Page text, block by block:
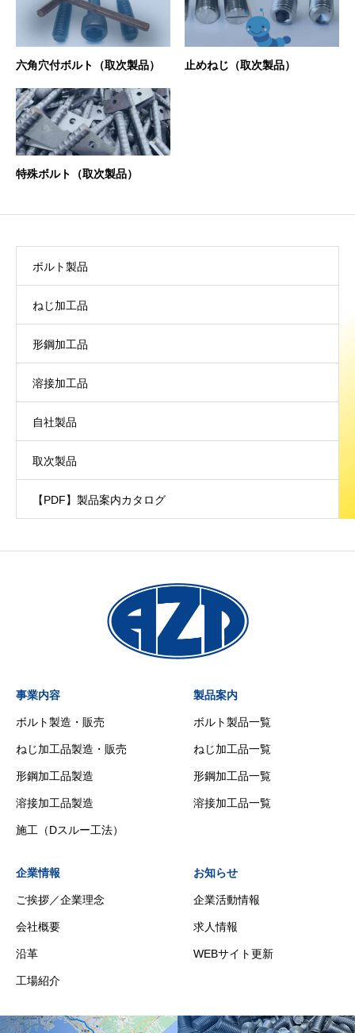
六角穴付ボルト（取次製品） 止めねじ（取次製品）
特殊ボルト（取次製品）
ボルト製品
ねじ加工品
形鋼加工品
溶接加工品
自社製品
取次製品
【PDF】製品案内カタログ
事業内容
ボルト製造・販売
ねじ加工品製造・販売
形鋼加工品製造
溶接加工品製造
施工（Dスルー工法）
製品案内
ボルト製品一覧
ねじ加工品一覧
形鋼加工品一覧
溶接加工品一覧
企業情報
ご挨拶／企業理念
会社概要
沿革
工場紹介
お知らせ
企業活動情報
求人情報
WEBサイト更新